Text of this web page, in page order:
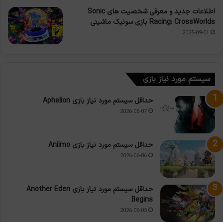
اطلاعات جدید و معرفی شخصیت های Sonic
Racing: CrossWorlds بازی سونیک ماشینی
2025-09-01
سیستم مورد نیاز بازی
حداقل سیستم مورد نیاز بازی Aphelion
2026-06-07
حداقل سیستم مورد نیاز بازی Aniimo
2026-06-06
حداقل سیستم مورد نیاز بازی Another Eden
Begins
2026-06-05